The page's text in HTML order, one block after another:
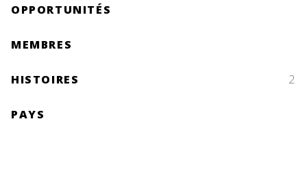
OPPORTUNITÉS
MEMBRES
HISTOIRES 2
PAYS